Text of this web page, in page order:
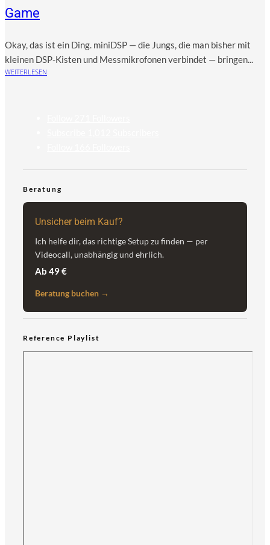
Game
Okay, das ist ein Ding. mini­DSP — die Jungs, die man bis­her mit
klei­nen DSP-Kis­ten und Mess­mi­kro­fo­nen ver­bin­det — brin­gen...
WEITERLESEN
Beratung
Unsicher beim Kauf?
Ich helfe dir, das richtige Setup zu finden — per
Videocall, unabhängig und ehrlich.
Ab 49 €
Beratung buchen →
Reference Playlist